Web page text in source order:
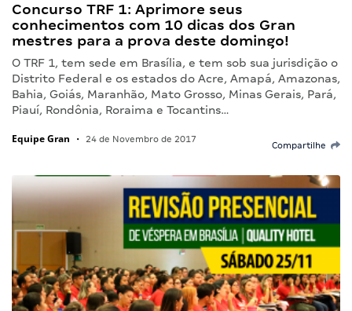
Concurso TRF 1: Aprimore seus
conhecimentos com 10 dicas dos Gran
mestres para a prova deste domingo!
O TRF 1, tem sede em Brasília, e tem sob sua jurisdição o
Distrito Federal e os estados do Acre, Amapá, Amazonas,
Bahia, Goiás, Maranhão, Mato Grosso, Minas Gerais, Pará,
Piauí, Rondônia, Roraima e Tocantins…
Equipe Gran • 24 de Novembro de 2017
Compartilhe